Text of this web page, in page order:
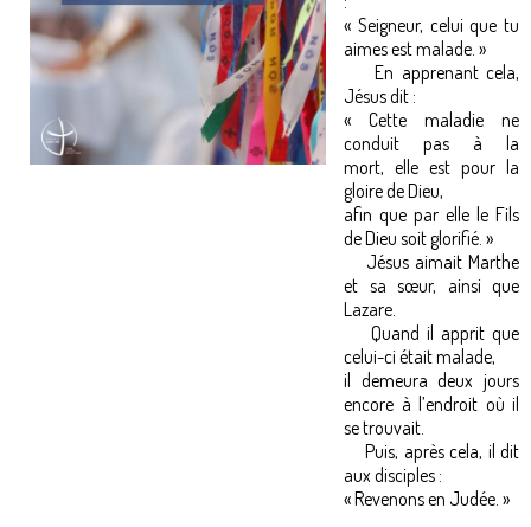
« Seigneur, celui que tu
aimes est malade. »
En apprenant cela,
Jésus dit :
« Cette maladie ne
conduit pas à la
mort, elle est pour la
gloire de Dieu,
afin que par elle le Fils
de Dieu soit glorifié. »
Jésus aimait Marthe
et sa sœur, ainsi que
Lazare.
Quand il apprit que
celui-ci était malade,
il demeura deux jours
encore à l’endroit où il
se trouvait.
Puis, après cela, il dit
aux disciples :
« Revenons en Judée. »